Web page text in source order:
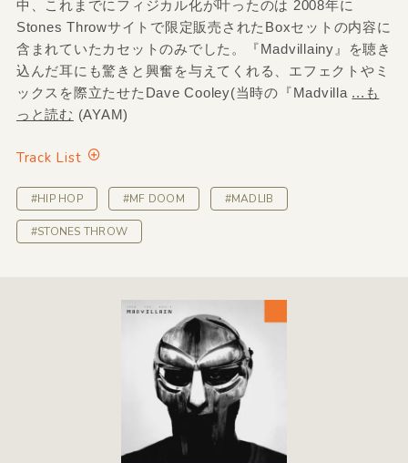
中、これまでにフィジカル化が叶ったのは 2008年に
Stones Throwサイトで限定販売されたBoxセットの内容に
含まれていたカセットのみでした。『Madvillainy』を聴き
込んだ耳にも驚きと興奮を与えてくれる、エフェクトやミ
ックスを際立たせたDave Cooley(当時の『Madvilla ...も
っと読む (AYAM)
Track List
#HIP HOP #MF DOOM #MADLIB
#STONES THROW